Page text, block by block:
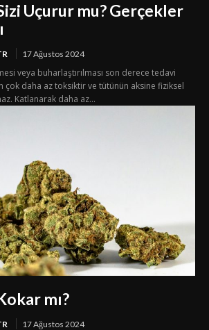
Uçurur mu? Gerçekler
17 Ağustos 2024
veya buharlaştırılması son derece tedavi
çok daha az toksiktir ve tütünün aksine fiziksel
Katlanarak daha az...
mı?
17 Ağustos 2024